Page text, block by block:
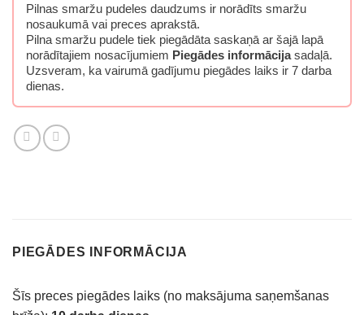
Pilnas smaržu pudeles daudzums ir norādīts smaržu
nosaukumā vai preces aprakstā.
Pilna smaržu pudele tiek piegādāta saskaņā ar šajā lapā
norādītajiem nosacījumiem Piegādes informācijasadaļā.
Uzsveram, ka vairumā gadījumu piegādes laiks ir 7 darba
dienas.
PIEGĀDES INFORMĀCIJA
Šīs preces piegādes laiks (no maksājuma saņemšanas